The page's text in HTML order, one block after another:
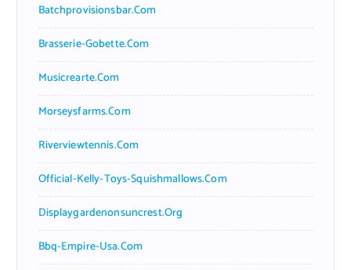
Batchprovisionsbar.com
Brasserie-Gobette.com
Musicrearte.com
Morseysfarms.com
Riverviewtennis.com
Official-Kelly-Toys-Squishmallows.com
Displaygardenonsuncrest.org
Bbq-Empire-Usa.com